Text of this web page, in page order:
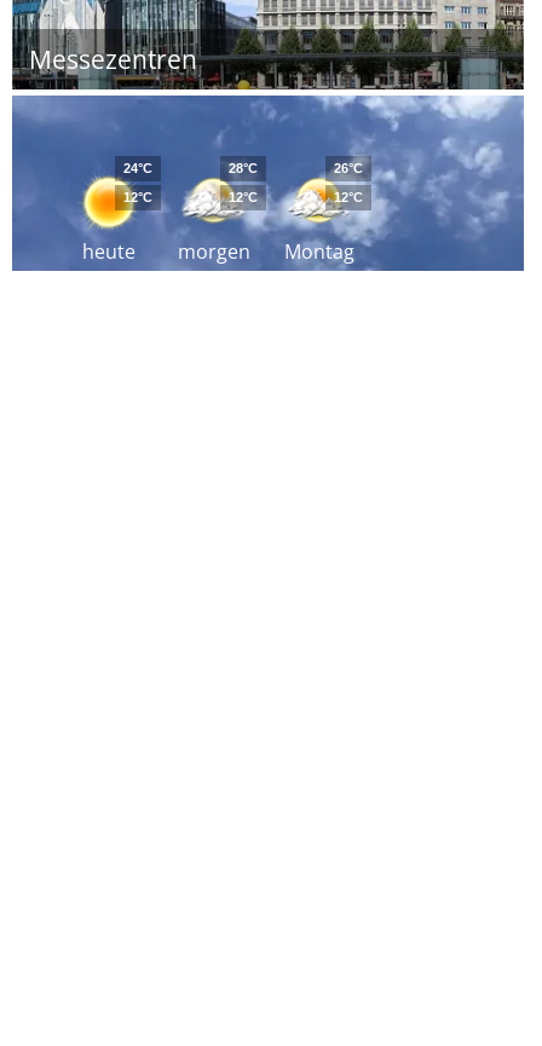
Messezentren
heute
24°C
12°C
morgen
28°C
12°C
Montag
26°C
12°C